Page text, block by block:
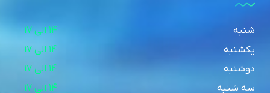
شنبه
یکشنبه
دوشنبه
سه شنبه